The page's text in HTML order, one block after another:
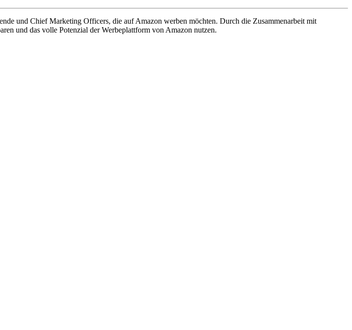
und Chief Marketing Officers, die auf Amazon werben möchten. Durch die Zusammenarbeit mit
und das volle Potenzial der Werbeplattform von Amazon nutzen.